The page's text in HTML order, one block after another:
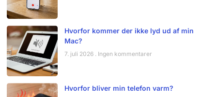
Hvorfor kommer der ikke lyd ud af min
Mac?
7. juli 2026 Ingen kommentarer
Hvorfor bliver min telefon varm?